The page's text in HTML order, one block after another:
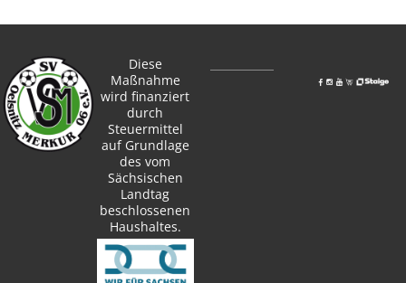
Diese
Maßnahme
wird finanziert
durch
Steuermittel
auf Grundlage
des vom
Sächsischen
Landtag
beschlossenen
Haushaltes.